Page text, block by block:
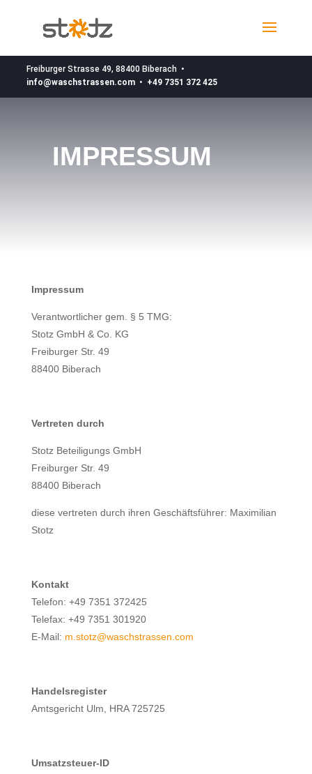
Freiburger Strasse 49, 88400 Biberach •
info@waschstrassen.com • +49 7351 372 425
IMPRESSUM
Impressum
Verantwortlicher gem. § 5 TMG:
Stotz GmbH & Co. KG
Freiburger Str. 49
88400 Biberach
Vertreten durch
Stotz Beteiligungs GmbH
Freiburger Str. 49
88400 Biberach
diese vertreten durch ihren Geschäftsführer: Maximilian
Stotz
Kontakt
Telefon: +49 7351 372425
Telefax: +49 7351 301920
E-Mail: m.stotz@waschstrassen.com
Handelsregister
Amtsgericht Ulm, HRA 725725
Umsatzsteuer-ID